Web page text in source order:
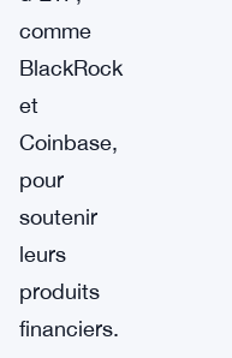
comme
BlackRock
et
Coinbase,
pour
soutenir
leurs
produits
financiers.